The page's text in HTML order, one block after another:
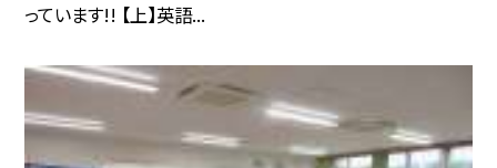
っています!! 【上】英語...